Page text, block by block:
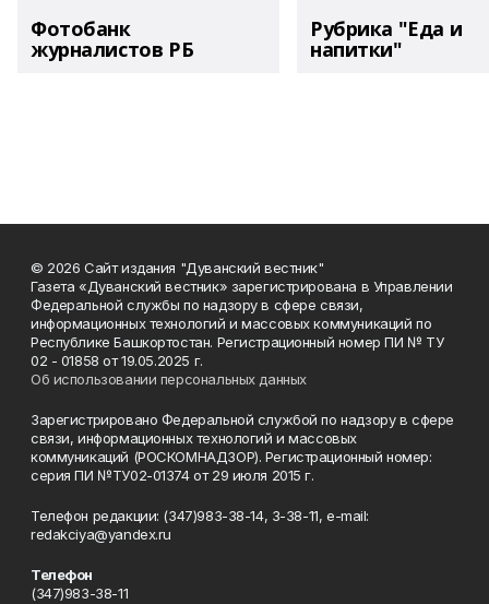
Фотобанк
журналистов РБ
Рубрика "Еда и
напитки"
© 2026 Сайт издания "Дуванский вестник"
Газета «Дуванский вестник» зарегистрирована в Управлении
Федеральной службы по надзору в сфере связи,
информационных технологий и массовых коммуникаций по
Республике Башкортостан. Регистрационный номер ПИ № ТУ
02 - 01858 от 19.05.2025 г.
Об использовании персональных данных
Зарегистрировано Федеральной службой по надзору в сфере
связи, информационных технологий и массовых
коммуникаций (РОСКОМНАДЗОР). Регистрационный номер:
серия ПИ №ТУ02-01374 от 29 июля 2015 г.
Телефон редакции: (347)983-38-14, 3-38-11, e-mail:
redakciya@yandex.ru
Телефон
(347)983-38-11